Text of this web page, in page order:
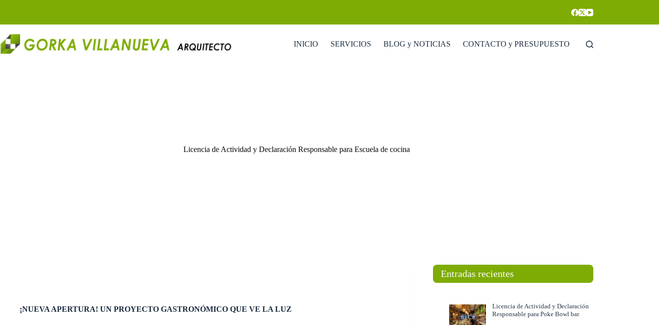
INICIO SERVICIOS BLOG y NOTICIAS CONTACTO y PRESUPUESTO
Licencia de Actividad y Declaración Responsable para Escuela de cocina
¡NUEVA APERTURA! UN PROYECTO GASTRONÓMICO QUE VE LA LUZ
Entradas recientes
Licencia de Actividad y Declaración
Responsable para Poke Bowl bar